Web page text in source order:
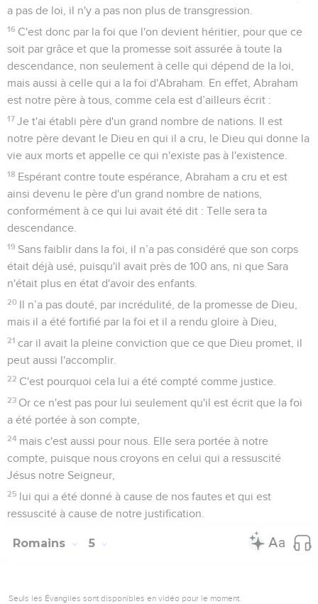
a pas de loi, il n'y a pas non plus de transgression.
16 C'est donc par la foi que l'on devient héritier, pour que ce
soit par grâce et que la promesse soit assurée à toute la
descendance, non seulement à celle qui dépend de la loi,
mais aussi à celle qui a la foi d'Abraham. En effet, Abraham
est notre père à tous, comme cela est d’ailleurs écrit :
17 Je t'ai établi père d'un grand nombre de nations. Il est
notre père devant le Dieu en qui il a cru, le Dieu qui donne la
vie aux morts et appelle ce qui n'existe pas à l'existence.
18 Espérant contre toute espérance, Abraham a cru et est
ainsi devenu le père d'un grand nombre de nations,
conformément à ce qui lui avait été dit : Telle sera ta
descendance.
19 Sans faiblir dans la foi, il n’a pas considéré que son corps
était déjà usé, puisqu'il avait près de 100 ans, ni que Sara
n'était plus en état d'avoir des enfants.
20 Il n’a pas douté, par incrédulité, de la promesse de Dieu,
mais il a été fortifié par la foi et il a rendu gloire à Dieu,
21 car il avait la pleine conviction que ce que Dieu promet, il
peut aussi l'accomplir.
22 C'est pourquoi cela lui a été compté comme justice.
23 Or ce n'est pas pour lui seulement qu'il est écrit que la foi
a été portée à son compte,
24 mais c'est aussi pour nous. Elle sera portée à notre
compte, puisque nous croyons en celui qui a ressuscité
Jésus notre Seigneur,
25 lui qui a été donné à cause de nos fautes et qui est
ressuscité à cause de notre justification.
Romains 5
Seuls les Évangiles sont disponibles en vidéo pour le moment.